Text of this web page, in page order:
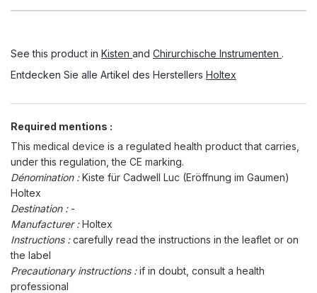
See this product in Kisten and Chirurchische Instrumenten .
Entdecken Sie alle Artikel des Herstellers Holtex
Required mentions :
This medical device is a regulated health product that carries,
under this regulation, the CE marking.
Dénomination :Kiste für Cadwell Luc (Eröffnung im Gaumen)
Holtex
Destination : -
Manufacturer :Holtex
Instructions :carefully read the instructions in the leaflet or on
the label
Precautionary instructions :if in doubt, consult a health
professional